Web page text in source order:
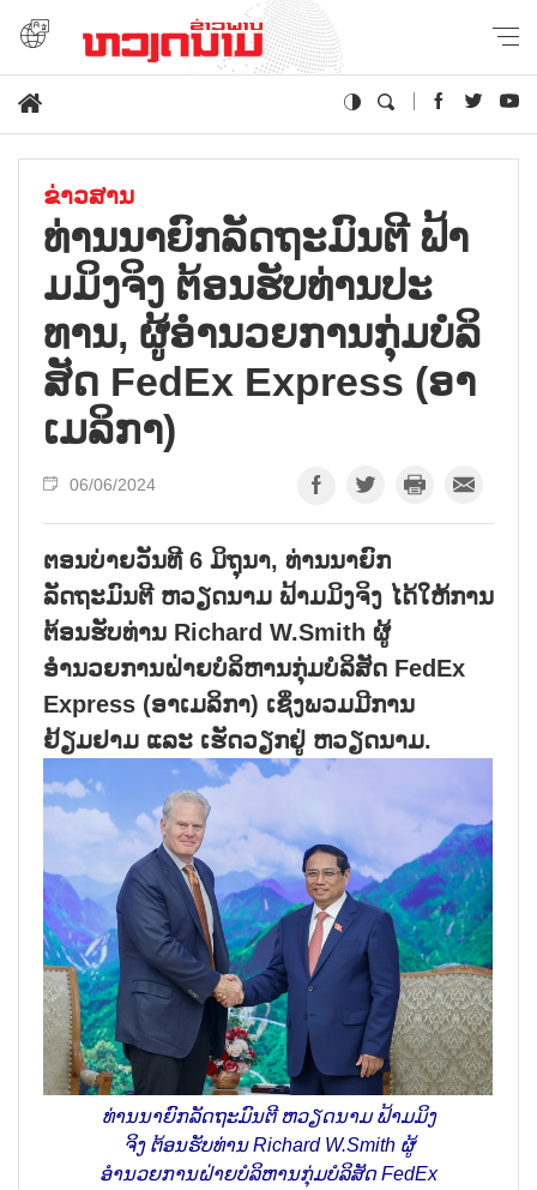
ຂ່າວສານ
ທ່ານ​ນາ​ຍົກ​ລັດ​ຖະ​ມົນ​ຕີ ຟ້າ
ມ​ມິງ​ຈິງ ຕ້ອນ​ຮັບ​ທ່ານ​ປະ​
ທານ, ຜູ້​ອໍ​າ​ນວຍ​ການ​ກຸ່ມ​ບໍ​ລິ​
ສັດ FedEx Express (ອ​າ​
ເມ​ລິ​ກາ)
06/06/2024
ຕອນບ່າຍວັນທີ 6 ມິຖຸນາ, ທ່ານນາຍົກ
ລັດຖະມົນຕີ ຫວຽດນາມ ຟ້າມມິງຈິງ ໄດ້ໃຫ້ການ
ຕ້ອນຮັບທ່ານ Richard W.Smith ຜູ້
ອຳນວຍການຝ່າຍບໍລິຫານກຸ່ມບໍລິສັດ FedEx
Express (ອາເມລິກາ) ເຊິ່ງພວມມີການ
ຢ້ຽມຢາມ ແລະ ເຮັດວຽກຢູ່ ຫວຽດນາມ.
ທ່ານນາຍົກລັດຖະມົນຕີ ຫວຽດນາມ ຟ້າມມິງ
ຈິງ ຕ້ອນຮັບທ່ານ Richard W.Smith ຜູ້
ອຳນວຍການຝ່າຍບໍລິຫານກຸ່ມບໍລິສັດ FedEx